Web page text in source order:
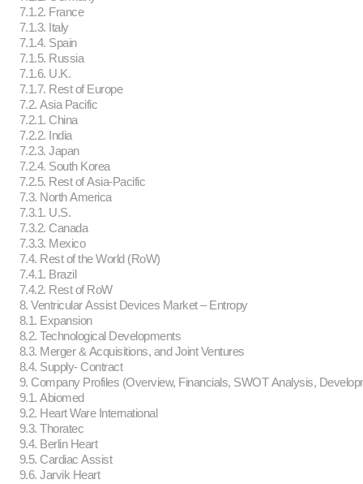
7.1.2. France
7.1.3. Italy
7.1.4. Spain
7.1.5. Russia
7.1.6. U.K.
7.1.7. Rest of Europe
7.2. Asia Pacific
7.2.1. China
7.2.2. India
7.2.3. Japan
7.2.4. South Korea
7.2.5. Rest of Asia-Pacific
7.3. North America
7.3.1. U.S.
7.3.2. Canada
7.3.3. Mexico
7.4. Rest of the World (RoW)
7.4.1. Brazil
7.4.2. Rest of RoW
8. Ventricular Assist Devices Market – Entropy
8.1. Expansion
8.2. Technological Developments
8.3. Merger & Acquisitions, and Joint Ventures
8.4. Supply- Contract
9. Company Profiles (Overview, Financials, SWOT Analysis,
9.1. Abiomed
9.2. Heart Ware International
9.3. Thoratec
9.4. Berlin Heart
9.5. Cardiac Assist
9.6. Jarvik Heart